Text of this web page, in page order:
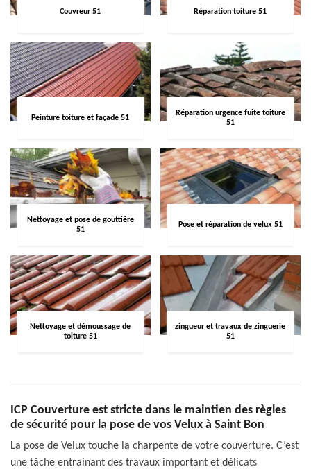
Couvreur 51 Réparation toiture 51
Peinture toiture et façade 51
Réparation urgence fuite toiture
51
Nettoyage et pose de gouttière
51
Pose et réparation de velux 51
Nettoyage et démoussage de
toiture 51
zingueur et travaux de zinguerie
51
ICP Couverture est stricte dans le maintien des règles
de sécurité pour la pose de vos Velux à Saint Bon
La pose de Velux touche la charpente de votre couverture. C’est
une tâche entrainant des travaux important et délicats